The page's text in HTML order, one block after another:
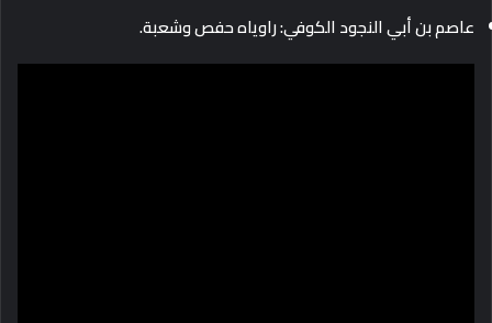
عاصم بن أبي النجود الكوفي: راوياه حفص وشعبة.